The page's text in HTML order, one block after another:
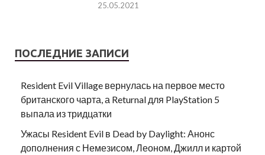
25.05.2021
ПОСЛЕДНИЕ ЗАПИСИ
Resident Evil Village вернулась на первое место
британского чарта, а Returnal для PlayStation 5
выпала из тридцатки
Ужасы Resident Evil в Dead by Daylight: Анонс
дополнения с Немезисом, Леоном, Джилл и картой